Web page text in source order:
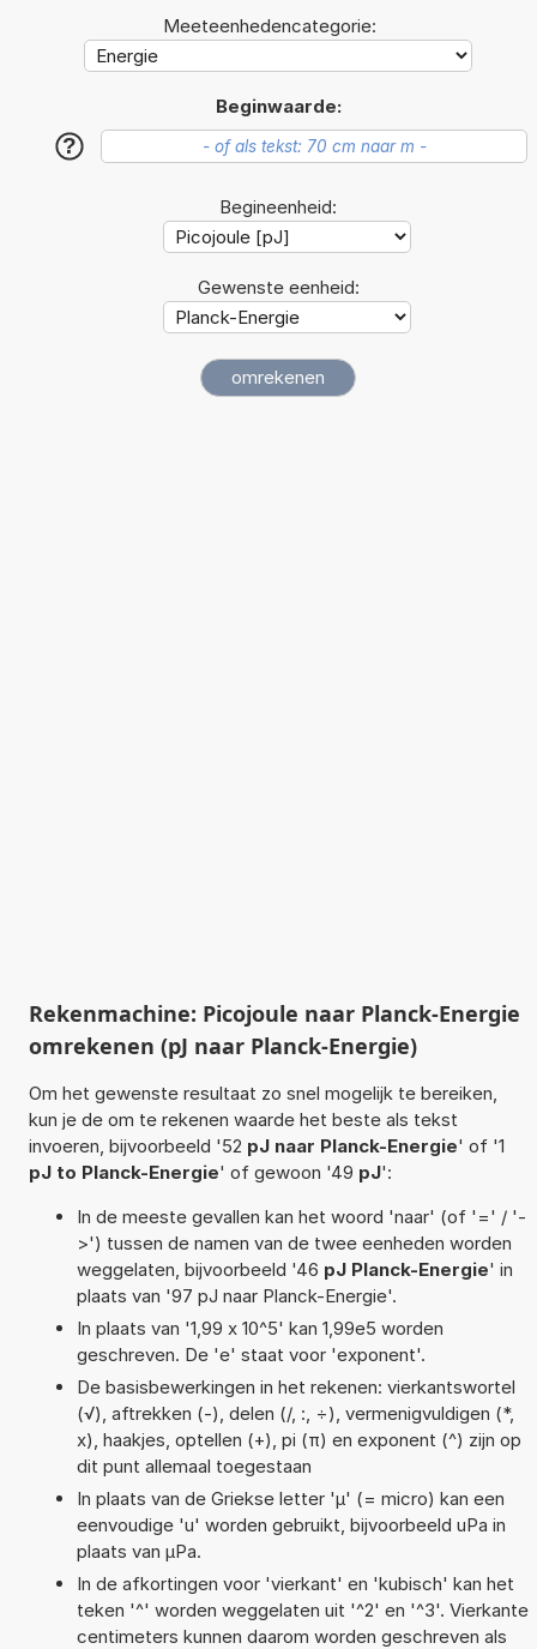
Meeteenhedencategorie:
Beginwaarde:
?
Begineenheid:
Gewenste eenheid:
Rekenmachine: Picojoule naar Planck-Energie
omrekenen (pJ naar Planck-Energie)
Om het gewenste resultaat zo snel mogelijk te bereiken,
kun je de om te rekenen waarde het beste als tekst
invoeren, bijvoorbeeld '52 pJ naar Planck-Energie' of '1
pJ to Planck-Energie' of gewoon '49 pJ':
In de meeste gevallen kan het woord 'naar' (of '=' / '-
>') tussen de namen van de twee eenheden worden
weggelaten, bijvoorbeeld '46 pJ Planck-Energie' in
plaats van '97 pJ naar Planck-Energie'.
In plaats van '1,99 x 10^5' kan 1,99e5 worden
geschreven. De 'e' staat voor 'exponent'.
De basisbewerkingen in het rekenen: vierkantswortel
(√), aftrekken (-), delen (/, :, ÷), vermenigvuldigen (*,
x), haakjes, optellen (+), pi (π) en exponent (^) zijn op
dit punt allemaal toegestaan
In plaats van de Griekse letter 'µ' (= micro) kan een
eenvoudige 'u' worden gebruikt, bijvoorbeeld uPa in
plaats van µPa.
In de afkortingen voor 'vierkant' en 'kubisch' kan het
teken '^' worden weggelaten uit '^2' en '^3'. Vierkante
centimeters kunnen daarom worden geschreven als